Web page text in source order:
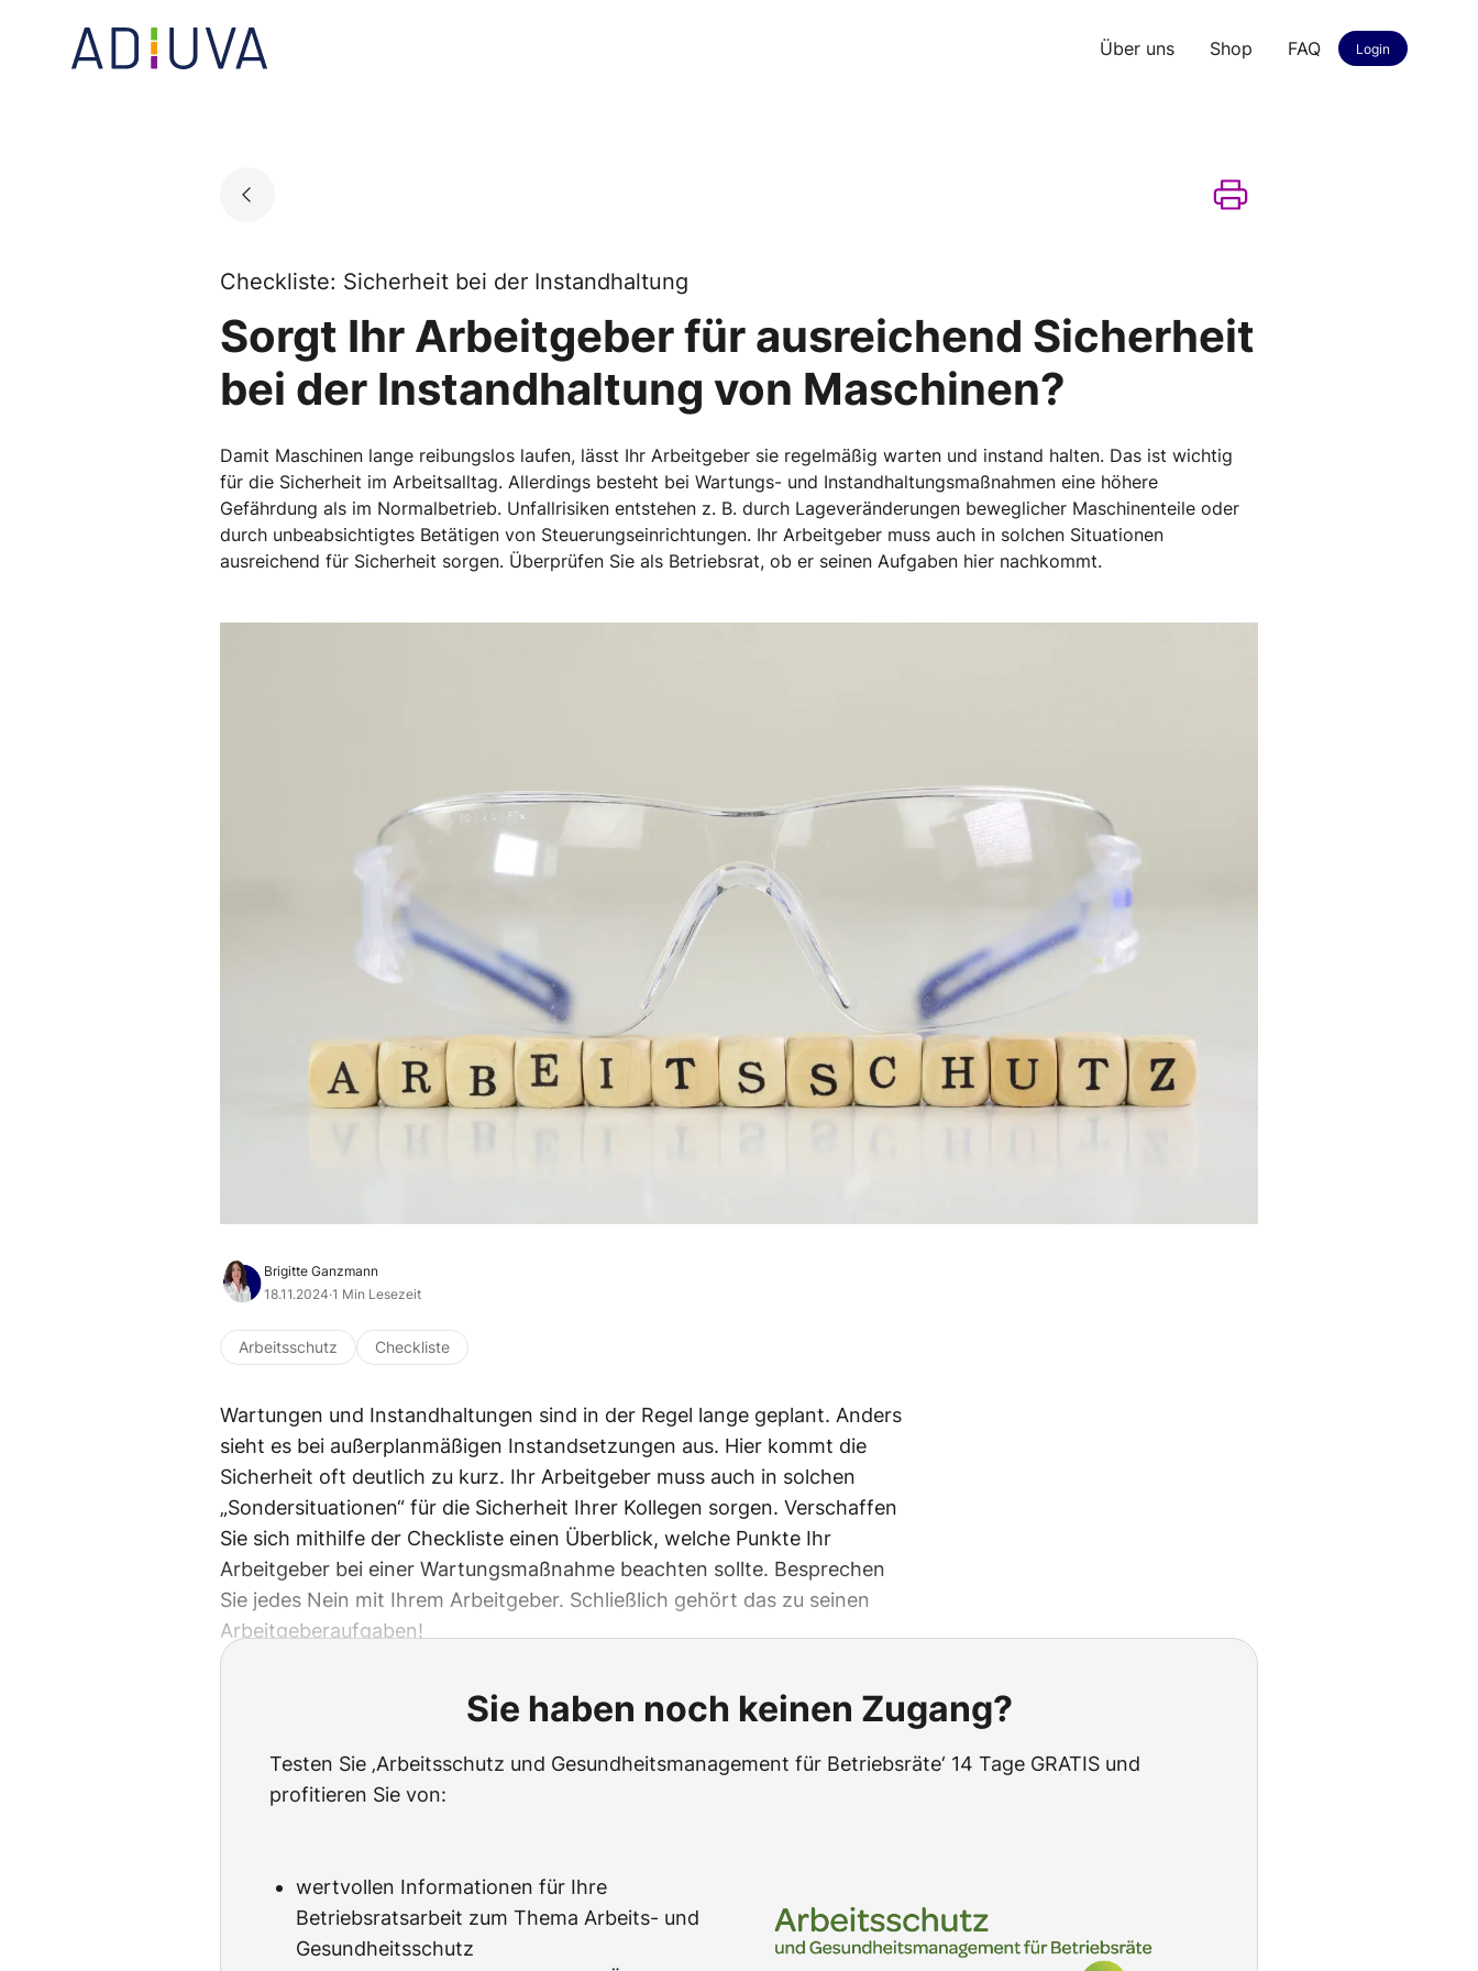
Go to landing page. Über uns Shop FAQ Login
Checkliste: Sicherheit bei der Instandhaltung
Sorgt Ihr Arbeitgeber für ausreichend Sicherheit
bei der Instandhaltung von Maschinen?
Damit Maschinen lange reibungslos laufen, lässt Ihr Arbeitgeber sie regelmäßig warten und instand halten. Das ist wichtig
für die Sicherheit im Arbeitsalltag. Allerdings besteht bei Wartungs- und Instandhaltungsmaßnahmen eine höhere
Gefährdung als im Normalbetrieb. Unfallrisiken entstehen z. B. durch Lageveränderungen beweglicher Maschinenteile oder
durch unbeabsichtigtes Betätigen von Steuerungseinrichtungen. Ihr Arbeitgeber muss auch in solchen Situationen
ausreichend für Sicherheit sorgen. Überprüfen Sie als Betriebsrat, ob er seinen Aufgaben hier nachkommt.
Brigitte Ganzmann
18.11.2024·1 Min Lesezeit
Arbeitsschutz Checkliste
Wartungen und Instandhaltungen sind in der Regel lange geplant. Anders
sieht es bei außerplanmäßigen Instandsetzungen aus. Hier kommt die
Sicherheit oft deutlich zu kurz. Ihr Arbeitgeber muss auch in solchen
„Sondersituationen“ für die Sicherheit Ihrer Kollegen sorgen. Verschaffen
Sie sich mithilfe der Checkliste einen Überblick, welche Punkte Ihr
Arbeitgeber bei einer Wartungsmaßnahme beachten sollte. Besprechen
Sie jedes Nein mit Ihrem Arbeitgeber. Schließlich gehört das zu seinen
Arbeitgeberaufgaben!
Sie haben noch keinen Zugang?
Testen Sie ‚Arbeitsschutz und Gesundheitsmanagement für Betriebsräte‘ 14 Tage GRATIS und
profitieren Sie von:
wertvollen Informationen für Ihre
Betriebsratsarbeit zum Thema Arbeits- und
Gesundheitsschutz